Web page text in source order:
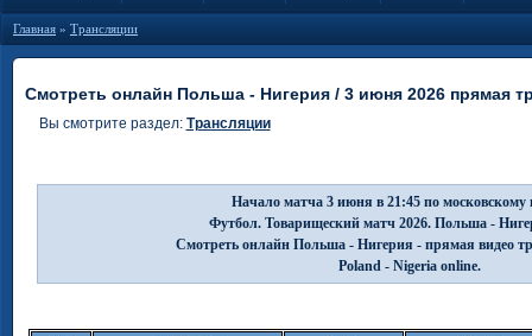
Главная » Трансляции
Смотреть онлайн Польша - Нигерия / 3 июня 2026 прямая
Вы смотрите раздел: Трансляции
Начало матча 3 июня в 21:45 по московскому
Футбол. Товарищеский матч 2026. Польша -
Смотреть онлайн Польша - Нигерия - прямая видео
Poland - Nigeria online.